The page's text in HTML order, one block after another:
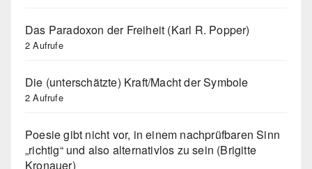
Das Paradoxon der Freiheit (Karl R. Popper)
2 Aufrufe
Die (unterschätzte) Kraft/Macht der Symbole
2 Aufrufe
Poesie gibt nicht vor, in einem nachprüfbaren Sinn
„richtig“ und also alternativlos zu sein (Brigitte
Kronauer)